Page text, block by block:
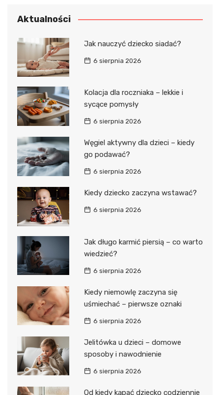
Aktualności
Jak nauczyć dziecko siadać?
6 sierpnia 2026
Kolacja dla roczniaka – lekkie i
sycące pomysły
6 sierpnia 2026
Węgiel aktywny dla dzieci – kiedy
go podawać?
6 sierpnia 2026
Kiedy dziecko zaczyna wstawać?
6 sierpnia 2026
Jak długo karmić piersią – co warto
wiedzieć?
6 sierpnia 2026
Kiedy niemowlę zaczyna się
uśmiechać – pierwsze oznaki
6 sierpnia 2026
Jelitówka u dzieci – domowe
sposoby i nawodnienie
6 sierpnia 2026
Od kiedy kąpać dziecko codziennie